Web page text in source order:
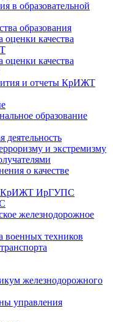
в образовательной
образования
оценки качества
оценки качества
и отчеты КрИЖТ
образование
деятельность
и экстремизму
о качестве
КрИЖТ ИрГУПС
железнодорожное
военных техников
железнодорожного
управления